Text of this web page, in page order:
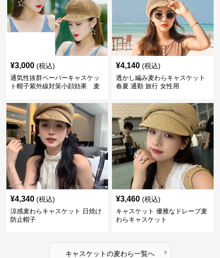
¥3,000 (税込)
通気性抜群ペーパーキャスケッ
ト帽子紫外線対策小顔効果 麦
¥4,140 (税込)
透かし編み麦わらキャスケット
春夏 通勤 旅行 女性用
¥4,340 (税込)
涼感麦わらキャスケット 日焼け
防止帽子
¥3,460 (税込)
キャスケット 優雅なドレープ麦
わらキャスケット
キャスケットの麦わら一覧へ ›